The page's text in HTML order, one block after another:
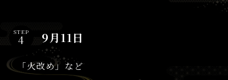
STEP 9月11日
「火改め」など